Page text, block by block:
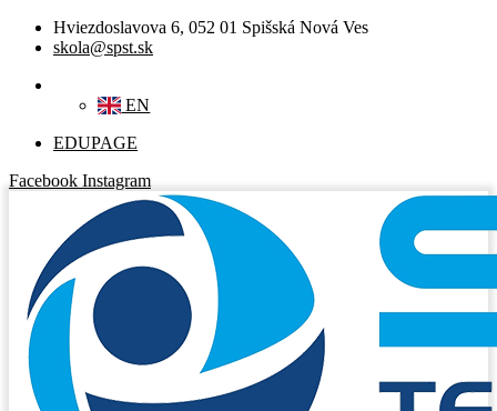
Hviezdoslavova 6, 052 01 Spišská Nová Ves
skola@spst.sk
EN
EDUPAGE
Facebook Instagram